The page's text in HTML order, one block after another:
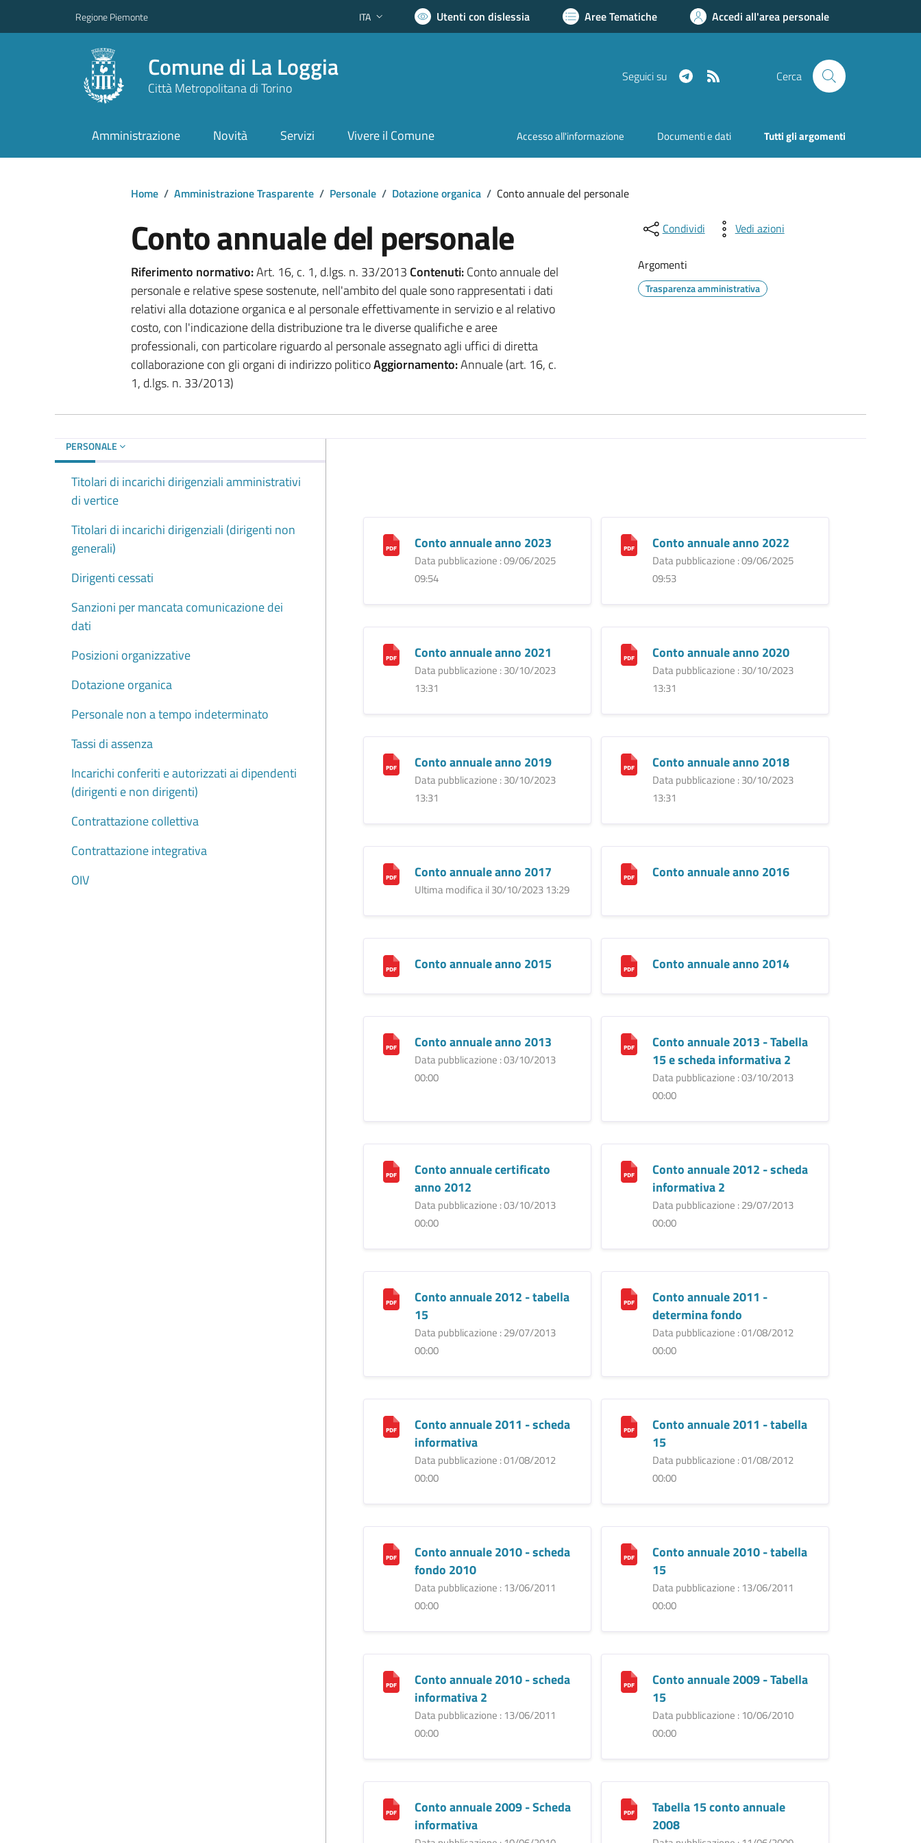
Regione Piemonte Lingua attiva:
ITA Utenti con dislessia Aree Tematiche Accedi all'area personale
Comune di La Loggia
Città Metropolitana di Torino
Seguici su Telegram Cerca
Amministrazione Novità Servizi Vivere il Comune Accesso all'informazione Documenti e dati Tutti gli argomenti
Home / Amministrazione Trasparente / Personale / Dotazione organica / Conto annuale del personale
Conto annuale del personale
Riferimento normativo:Art. 16, c. 1, d.lgs. n. 33/2013 Contenuti:Conto annuale del
personale e relative spese sostenute, nell'ambito del quale sono rappresentati i dati
relativi alla dotazione organica e al personale effettivamente in servizio e al relativo
costo, con l'indicazione della distribuzione tra le diverse qualifiche e aree
professionali, con particolare riguardo al personale assegnato agli uffici di diretta
collaborazione con gli organi di indirizzo politicoAggiornamento:Annuale (art. 16, c.
1, d.lgs. n. 33/2013)
Condividi Vedi azioni
Argomenti
Trasparenza amministrativa
PERSONALE
Titolari di incarichi dirigenziali amministrativi
di vertice
Titolari di incarichi dirigenziali (dirigenti non
generali)
Dirigenti cessati
Sanzioni per mancata comunicazione dei
dati
Posizioni organizzative
Dotazione organica
Personale non a tempo indeterminato
Tassi di assenza
Incarichi conferiti e autorizzati ai dipendenti
(dirigenti e non dirigenti)
Contrattazione collettiva
Contrattazione integrativa
OIV
Conto annuale anno 2023
Data pubblicazione : 09/06/2025
09:54
Conto annuale anno 2022
Data pubblicazione : 09/06/2025
09:53
Conto annuale anno 2021
Data pubblicazione : 30/10/2023
13:31
Conto annuale anno 2020
Data pubblicazione : 30/10/2023
13:31
Conto annuale anno 2019
Data pubblicazione : 30/10/2023
13:31
Conto annuale anno 2018
Data pubblicazione : 30/10/2023
13:31
Conto annuale anno 2017
Ultima modifica il 30/10/2023 13:29
Conto annuale anno 2016
Conto annuale anno 2015 Conto annuale anno 2014
Conto annuale anno 2013
Data pubblicazione : 03/10/2013
00:00
Conto annuale 2013 - Tabella
15 e scheda informativa 2
Data pubblicazione : 03/10/2013
00:00
Conto annuale certificato
anno 2012
Data pubblicazione : 03/10/2013
00:00
Conto annuale 2012 - scheda
informativa 2
Data pubblicazione : 29/07/2013
00:00
Conto annuale 2012 - tabella
15
Data pubblicazione : 29/07/2013
00:00
Conto annuale 2011 -
determina fondo
Data pubblicazione : 01/08/2012
00:00
Conto annuale 2011 - scheda
informativa
Data pubblicazione : 01/08/2012
00:00
Conto annuale 2011 - tabella
15
Data pubblicazione : 01/08/2012
00:00
Conto annuale 2010 - scheda
fondo 2010
Data pubblicazione : 13/06/2011
00:00
Conto annuale 2010 - tabella
15
Data pubblicazione : 13/06/2011
00:00
Conto annuale 2010 - scheda
informativa 2
Data pubblicazione : 13/06/2011
00:00
Conto annuale 2009 - Tabella
15
Data pubblicazione : 10/06/2010
00:00
Conto annuale 2009 - Scheda
informativa
Tabella 15 conto annuale
2008